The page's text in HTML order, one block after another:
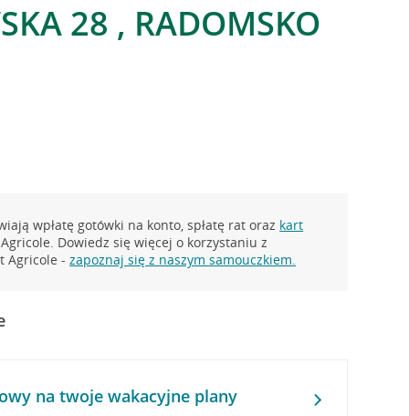
28 , RADOMSKO
wpłatę gotówki na konto, spłatę rat oraz kart
Dowiedz się więcej o korzystaniu z
Agricole -zapoznaj się z naszym samouczkiem.
na twoje wakacyjne plany